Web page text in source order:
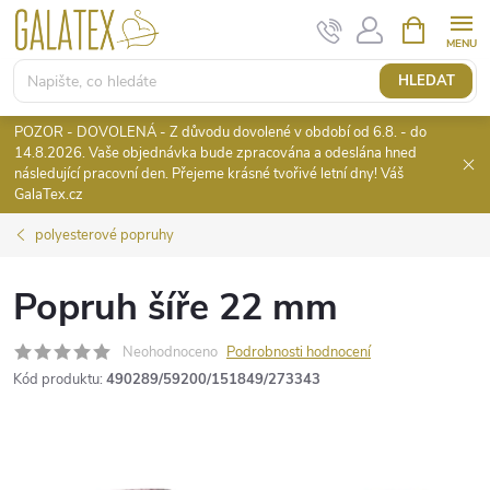
Přejít
obsah
HLEDAT
NÁKUPNÍ
KOŠÍK
POZOR - DOVOLENÁ - Z důvodu dovolené v období od 6.8. - do
14.8.2026. Vaše objednávka bude zpracována a odeslána hned
následující pracovní den. Přejeme krásné tvořivé letní dny! Váš
GalaTex.cz
polyesterové popruhy
Popruh šíře 22 mm
Neohodnoceno Podrobnosti hodnocení
Kód produktu: 490289/59200/151849/273343